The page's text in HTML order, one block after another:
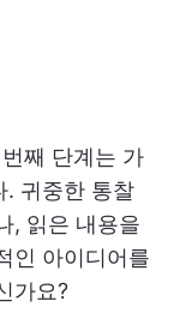
째 단계는 가
. 귀중한 통찰
, 읽은 내용을
인 아이디어를
가요?